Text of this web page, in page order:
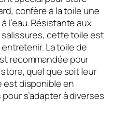
confère à la toile une
l’eau. Résistante aux
cette toile est
La toile de
recommandée pour
quel que soit leur
est disponible en
s’adapter à diverses